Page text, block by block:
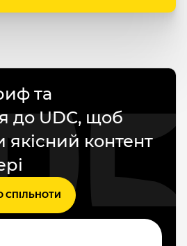
та
до UDC, щоб
якісний контент
СПІЛЬНОТИ